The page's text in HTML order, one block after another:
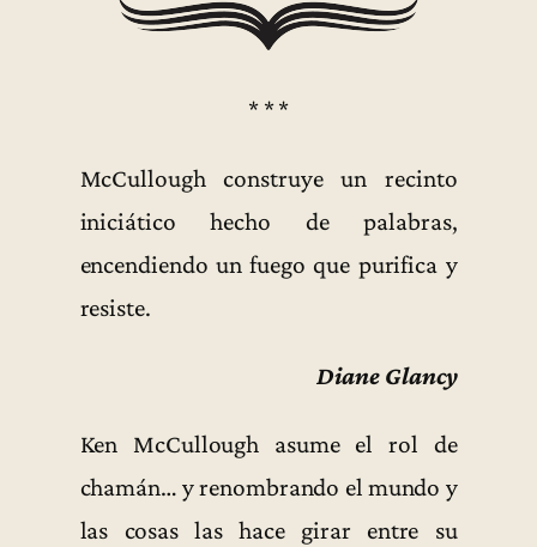
* * *
McCullough construye un recinto
iniciático hecho de palabras,
encendiendo un fuego que purifica y
resiste.
Diane Glancy
Ken McCullough asume el rol de
chamán… y renombrando el mundo y
las cosas las hace girar entre su